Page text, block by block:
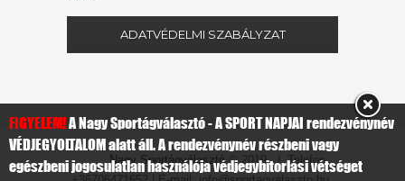
ADATVÉDELMI SZABÁLYZAT
Nagy Sportágválasztó© 2019 | Telefon:
FIGYELEM!A Nagy Sportágválasztó - A SPORT NAPJAI rendezvénynév
VÉDJEGYOLTALOM alatt áll. A rendezvénynév részbeni vagy
egészbeni jogosulatlan használója védjegybitorlási vétséget